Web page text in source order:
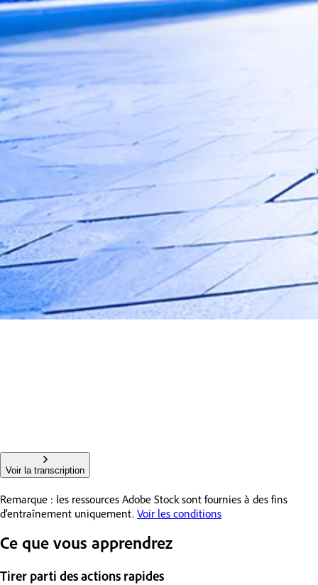
Voir la transcription
Remarque : les ressources Adobe Stock sont fournies à des fins
d’entraînement uniquement. Voir les conditions
Ce que vous apprendrez
Tirer parti des actions rapides